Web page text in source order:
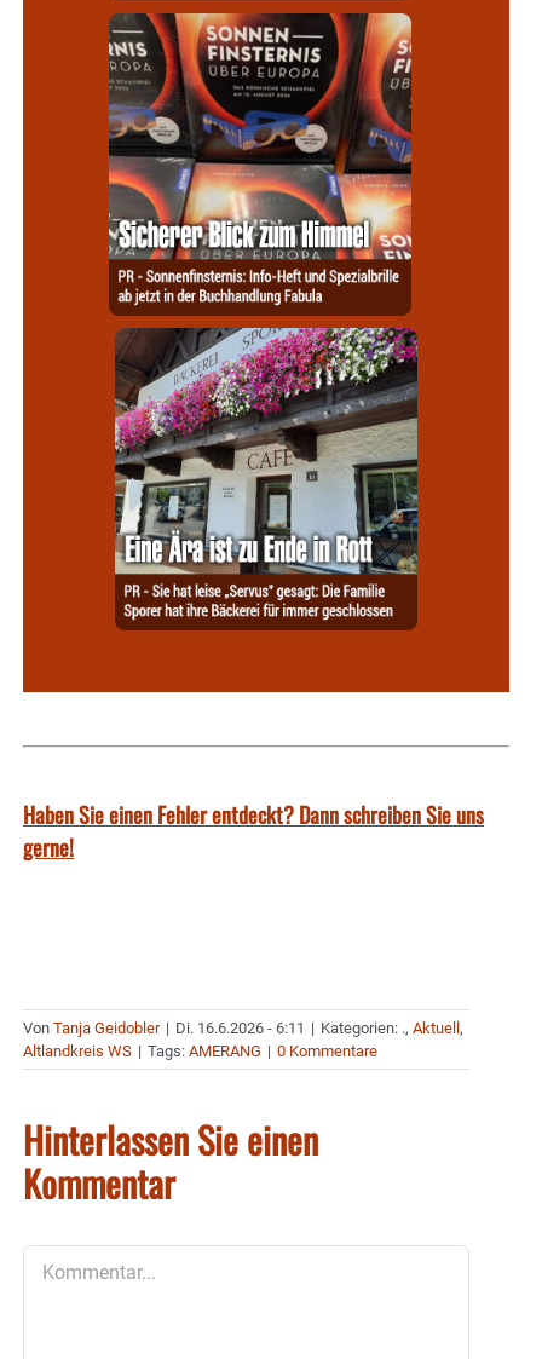
Haben Sie einen Fehler entdeckt? Dann schreiben Sie uns
gerne!
Von Tanja Geidobler | Di. 16.6.2026 - 6:11 | Kategorien: ., Aktuell ,
Altlandkreis WS | Tags: AMERANG | 0 Kommentare
Hinterlassen Sie einen
Kommentar